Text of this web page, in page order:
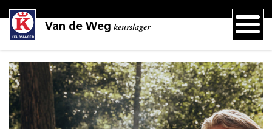
Van de Weg keurslager